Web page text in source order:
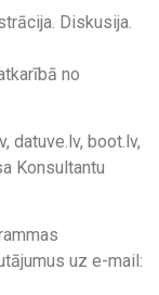
Diskusija.
no
datuve.lv, boot.lv,
Konsultantu
uz e-mail: